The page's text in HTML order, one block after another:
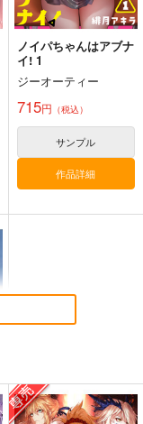
Fate Log Grand UNO
FFICIAL FANBOOK
act on
1,430円（税込）
Fate/Grand Order
カート
作品詳細
タペストリー
くわい屋
3,929円（税込）
サンプル
作品詳細
ノイパちゃんはアブナ
イ! 1
ジーオーティー
715円 （税込）
サンプル
作品詳細